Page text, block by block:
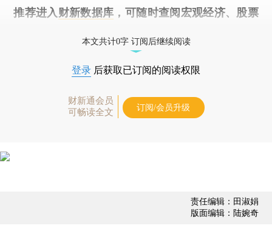
推荐进入 财新数据库 ，可随时查阅宏观经济、股票
本文共计0字 订阅后继续阅读
登录 后获取已订阅的阅读权限
财新通会员
可畅读全文
订阅/会员升级
责任编辑：田淑娟
版面编辑：陆婉奇